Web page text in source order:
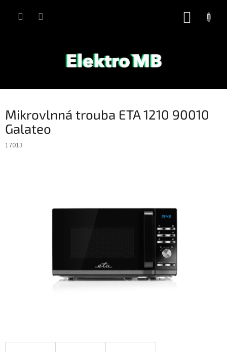
Mikrovlnná trouba ETA 1210 90010
Galateo
17013